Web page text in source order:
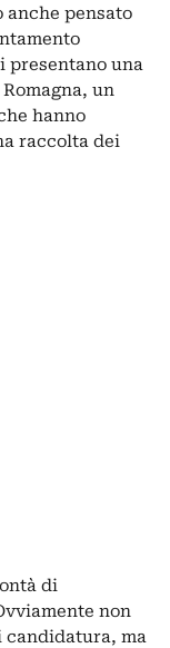
anche pensato
presentano una
un
hanno
raccolta dei
di
non
ma